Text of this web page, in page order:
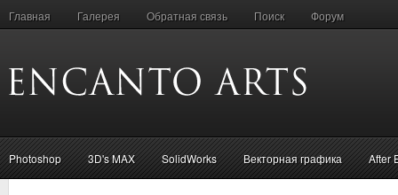
Главная Галерея Обратная связь Поиск Форум
Photoshop 3D's MAX SolidWorks Векторная графика After